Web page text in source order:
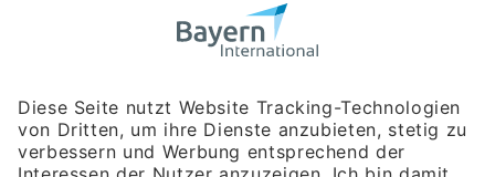
Bayerische Gesellschaft für Internationale
Rosenheimer Str. 143C
81671 München
Tel:+49 180 5949260